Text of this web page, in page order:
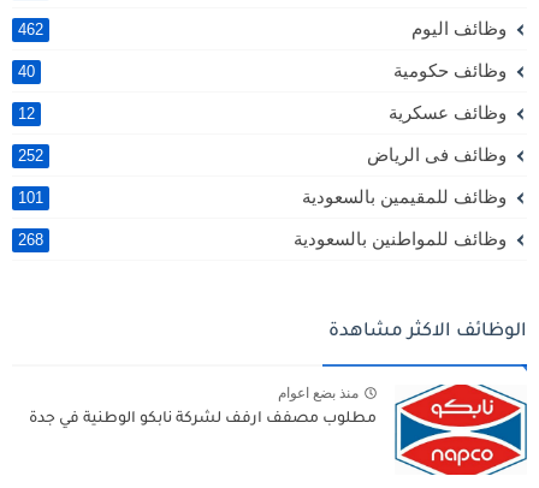
وظائف اليوم 462
وظائف حكومية 40
وظائف عسكرية 12
وظائف فى الرياض 252
وظائف للمقيمين بالسعودية 101
وظائف للمواطنين بالسعودية 268
الوظائف الاكثر مشاهدة
منذ بضع اعوام
مطلوب مصفف ارفف لشركة نابكو الوطنية في جدة